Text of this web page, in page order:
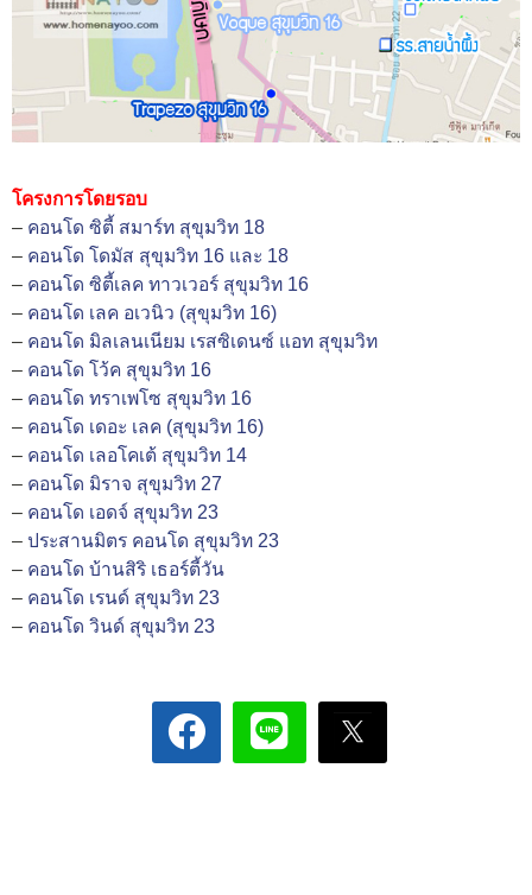
โครงการโดยรอบ
– คอนโด ซิตี้ สมาร์ท สุขุมวิท 18
– คอนโด โดมัส สุขุมวิท 16 และ 18
– คอนโด ซิตี้เลค ทาวเวอร์ สุขุมวิท 16
– คอนโด เลค อเวนิว (สุขุมวิท 16)
– คอนโด มิลเลนเนียม เรสซิเดนซ์ แอท สุขุมวิท
– คอนโด โว้ค สุขุมวิท 16
– คอนโด ทราเพโซ สุขุมวิท 16
– คอนโด เดอะ เลค (สุขุมวิท 16)
– คอนโด เลอโคเต้ สุขุมวิท 14
– คอนโด มิราจ สุขุมวิท 27
– คอนโด เอดจ์ สุขุมวิท 23
– ประสานมิตร คอนโด สุขุมวิท 23
– คอนโด บ้านสิริ เธอร์ตี้วัน
– คอนโด เรนด์ สุขุมวิท 23
– คอนโด วินด์ สุขุมวิท 23